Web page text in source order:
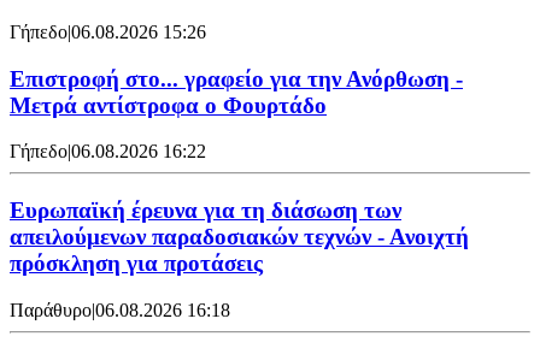
Γήπεδο|06.08.2026 15:26
Επιστροφή στο... γραφείο για την Ανόρθωση -
Μετρά αντίστροφα ο Φουρτάδο
Γήπεδο|06.08.2026 16:22
Ευρωπαϊκή έρευνα για τη διάσωση των
απειλούμενων παραδοσιακών τεχνών - Ανοιχτή
πρόσκληση για προτάσεις
Παράθυρο|06.08.2026 16:18